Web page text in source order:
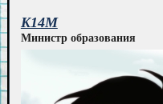
K14M
Министр образования